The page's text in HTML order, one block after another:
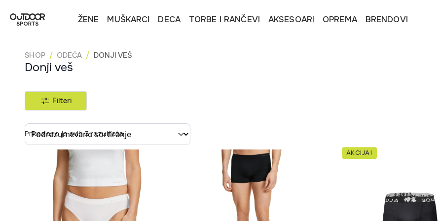
ŽENE MUŠKARCI DECA TORBE I RANČEVI AKSESOARI OPREMA BRENDOVI
SHOP ODEĆA DONJI VEŠ
Donji veš
Filteri
Sort content
Prikazano je svih 3 rezultata
AKCIJA!